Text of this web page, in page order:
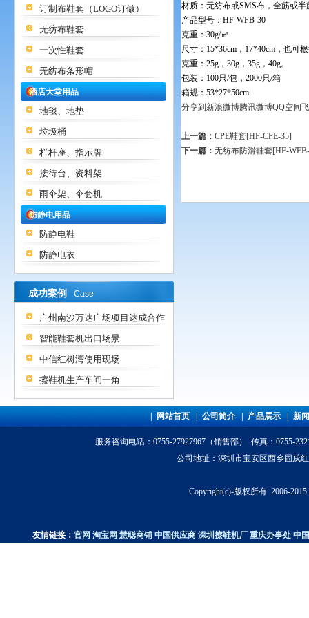
订制布鞋套（LOGO订做）
无纺布鞋套
一次性鞋套
无纺布条形帽
酒店大堂用品
地毯、地垫
垃圾桶
栏杆座、指示牌
接待台、资料架
雨伞架、伞套机
防静电用品
防静电鞋
防静电衣
成功案例 Case
广州南沙万达广场项目达成合作
智能鞋套机出口场景
中信红树湾使用现场
擦鞋机生产车间一角
材质：无纺布或SMS布，全筋或半
产品型号：HF-WFB-30
克重：30g/㎡
尺寸：15*36cm，17*40cm，也可
克重：25g，30g，35g，40g。
包装：100只/包，2000只/箱
箱规：53*27*50cm
分享到 新浪微博腾讯微博QQ空间
上一篇： CPE鞋套[HF-CPE-35]
下一篇： 无纺布防滑鞋套[HF-
网站首页 |公司简介 产品展示 |新
服务咨询电话 ：0755-27927967（销售部） 传真：0755-
公司地址：深圳市宝安区西乡固戍
Copyright(c)-版权所有 2006-
友情链接：官网 淘宝网 慧聪商铺中国供应商 深圳擦鞋机厂 重庆办事处 中